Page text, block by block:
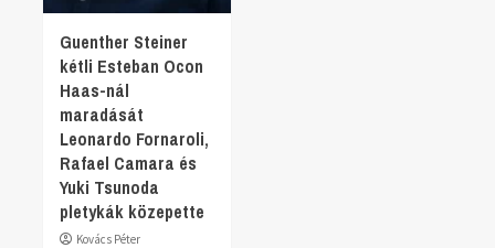
Guenther Steiner
kétli Esteban Ocon
Haas-nál
maradását
Leonardo Fornaroli,
Rafael Camara és
Yuki Tsunoda
pletykák közepette
Kovács Péter